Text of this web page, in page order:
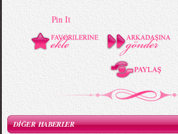
Pin It
DİĞER HABERLER